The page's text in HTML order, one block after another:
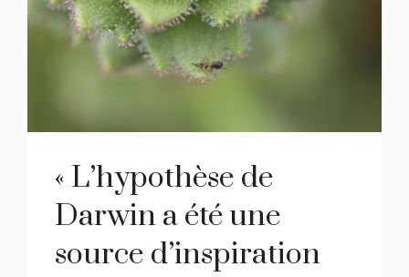
« L’hypothèse de
Darwin a été une
source d’inspiration